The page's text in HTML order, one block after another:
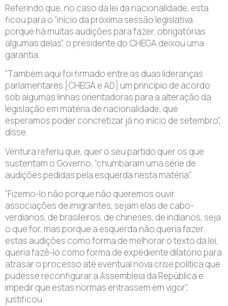
Referindo que, no caso da lei da nacionalidade, esta
ficou para o “início da próxima sessão legislativa
porque há muitas audições para fazer, obrigatórias
algumas delas”, o presidente do CHEGA deixou uma
garantia.
“Também aqui foi firmado entre as duas lideranças
parlamentares [CHEGA e AD] um princípio de acordo
sob algumas linhas orientadoras para a alteração da
legislação em matéria de nacionalidade, que
esperamos poder concretizar já no início de setembro”,
disse.
Ventura referiu que, quer o seu partido quer os que
sustentam o Governo, “chumbaram uma série de
audições pedidas pela esquerda nesta matéria”.
“Fizemo-lo não porque não queremos ouvir
associações de imigrantes, sejam elas de cabo-
verdianos, de brasileiros, de chineses, de indianos, seja
o que for, mas porque a esquerda não queria fazer
estas audições como forma de melhorar o texto da lei,
queria fazê-lo como forma de expediente dilatório para
atrasar o processo até eventual nova crise política que
pudesse reconfigurar a Assembleia da República e
impedir que estas normas entrassem em vigor”,
justificou.